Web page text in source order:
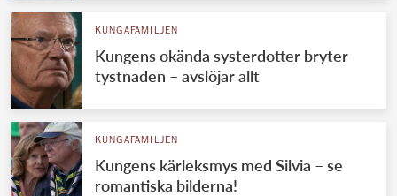
KUNGAFAMILJEN
Kungens okända systerdotter bryter
tystnaden – avslöjar allt
KUNGAFAMILJEN
Kungens kärleksmys med Silvia – se
romantiska bilderna!